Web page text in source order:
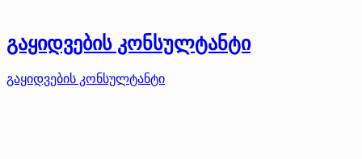
გაყიდვების კონსულტანტი
გაყიდვების კონსულტანტი